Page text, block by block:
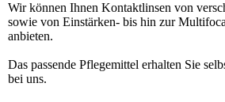
Wir können Ihnen Kontaktlinsen von
sowie von Einstärken- bis hin zur
anbieten.
Das passende Pflegemittel erhalten Sie
bei uns.